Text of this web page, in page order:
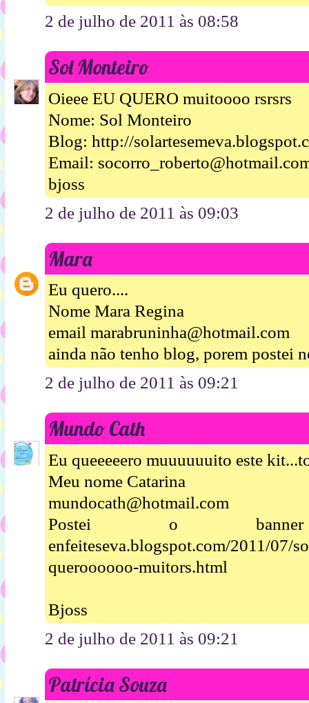
2 de julho de 2011 às 08:58
Sol Monteiro
Oieee EU QUERO muitoooo rsrsrs
Nome: Sol Monteiro
Blog: http://
Email:
bjoss
2 de julho de 2011 às 09:03
Mara
Eu quero....
Nome Mara Regina
email marabruninha@hotmail.com
ainda não tenho blog, porem postei
2 de julho de 2011 às 09:21
Mundo Cath
Eu queeeeero muuuuuuito este
Meu nome Catarina
mundocath@hotmail.com
Postei o banner
enfeiteseva.blogspot.com/2011/07/
queroooooo-muitors.html
Bjoss
2 de julho de 2011 às 09:21
Patrícia Souza